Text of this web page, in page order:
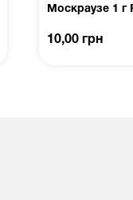
Москраузе 1 г
10,00 грн